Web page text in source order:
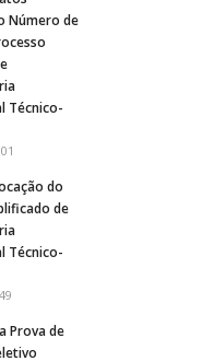
Número de
Técnico-
do
de
Técnico-
Prova de